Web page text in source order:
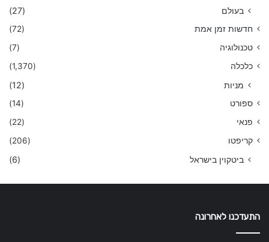
בעולם (27)
חדשות זמן אמת
(72)
טכנולוגיה
(7)
כלכלה
(1,370)
מניות (12)
ספורט
(14)
פנאי
(22)
קריפטו
(206)
ביטקוין בישראל (6)
התעדכנו לאחרונה